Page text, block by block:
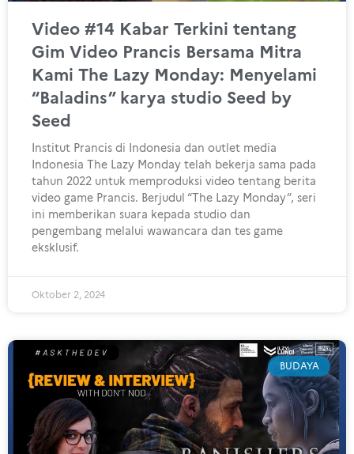
Video #14 Kabar Terkini tentang
Gim Video Prancis Bersama Mitra
Kami The Lazy Monday: Menyelami
“Baladins” karya studio Seed by
Seed
Institut Prancis di Indonesia dan outlet media
Indonesia The Lazy Monday telah bekerja sama pada
tahun 2022 untuk memproduksi video tentang berita
video game Prancis. Berjudul “The Lazy Monday”, seri
ini memberikan suara kepada studio dan
pengembang melalui wawancara dan tes game
eksklusif.
Oktober 2, 2024
BUDAYA